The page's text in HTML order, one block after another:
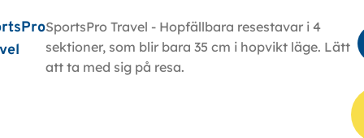
SportsPro Travel - Hopfällbara resestavar i 4
sektioner, som blir bara 35 cm i hopvikt läge. Lätt
att ta med sig på resa.